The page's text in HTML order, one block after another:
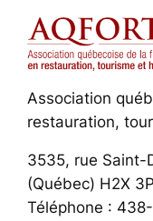
Association
restauration,
3535, rue Saint-
(Québec) H2X
Téléphone :